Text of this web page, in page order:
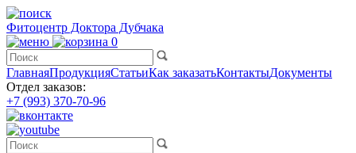
Фитоцентр Доктора Дубчака
0
ГлавнаяПродукцияСтатьиКак заказатьКонтактыДокументы
Отдел заказов:
+7 (993) 370-70-96